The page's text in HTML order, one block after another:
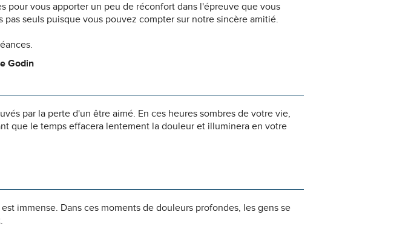
pour vous apporter un peu de réconfort dans l'épreuve que vous
seuls puisque vous pouvez compter sur notre sincère amitié.
Godin
par la perte d'un être aimé. En ces heures sombres de votre vie,
que le temps effacera lentement la douleur et illuminera en votre
immense. Dans ces moments de douleurs profondes, les gens se